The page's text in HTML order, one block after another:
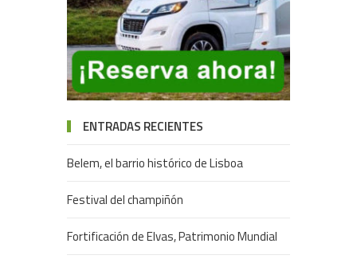
ENTRADAS RECIENTES
Belem, el barrio histórico de Lisboa
Festival del champiñón
Fortificación de Elvas, Patrimonio Mundial